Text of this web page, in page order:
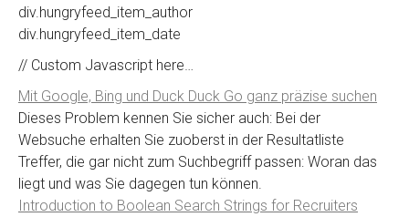
div.hungryfeed_item_author
div.hungryfeed_item_date
// Custom Javascript here…
Mit Google, Bing und Duck Duck Go ganz präzise suchen
Dieses Problem kennen Sie sicher auch: Bei der
Websuche erhalten Sie zuoberst in der Resultatliste
Treffer, die gar nicht zum Suchbegriff passen: Woran das
liegt und was Sie dagegen tun können.
Introduction to Boolean Search Strings for Recruiters